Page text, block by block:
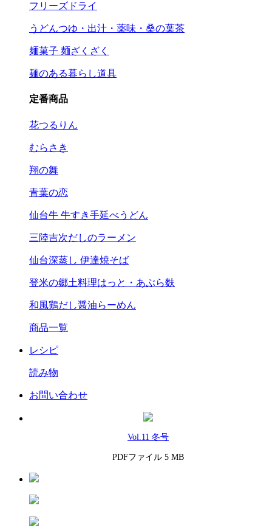
フリーズドライ
うどんつゆ・出汁・薬味・桑の葉茶
麺菓子 麺ざくざく
麺のある暮らし道具
定番商品
花つるりん
むらさき
翔の舞
青葉の恋
仙台牛 牛すき手延べうどん
三陸吉次だしのラーメン
仙台深蒸し 伊達焼そば
登米の郷土料理はっと・あぶら麩
和風鶏だし醤油らーめん
商品一覧
レシピ
読み物
お問い合わせ
Vol.11 冬号
PDFファイル 5 MB